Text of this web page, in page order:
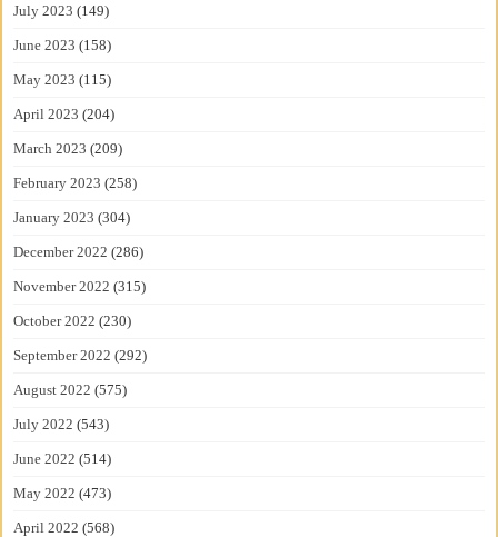
July 2023 (149)
June 2023 (158)
May 2023 (115)
April 2023 (204)
March 2023 (209)
February 2023 (258)
January 2023 (304)
December 2022 (286)
November 2022 (315)
October 2022 (230)
September 2022 (292)
August 2022 (575)
July 2022 (543)
June 2022 (514)
May 2022 (473)
April 2022 (568)